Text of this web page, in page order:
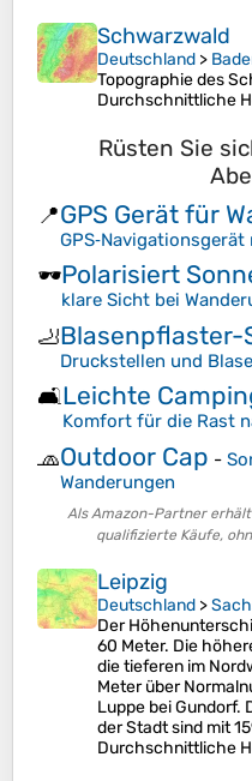
Schwarzwald
Deutschland >
Topographie des
Durchschnittliche
Rüsten Sie
📍GPS Gerät für
🕶️Polarisiert
klare Sicht bei
🦶Blasenpflaster-
Druckstellen und
🛋️Leichte
Komfort für die Rast
🧢Outdoor Cap -
Wanderungen
Als Amazon-Partner
qualifizierte Käufe,
Leipzig
Deutschland >
Der
60 Meter. Die
die tieferen im
Meter über
Luppe bei Gundorf.
der Stadt sind mit
Durchschnittliche